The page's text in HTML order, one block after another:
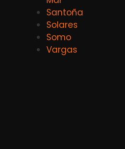
Santoña
Solares
Somo
Vargas